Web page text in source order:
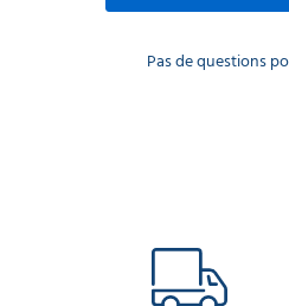
Pas de questions